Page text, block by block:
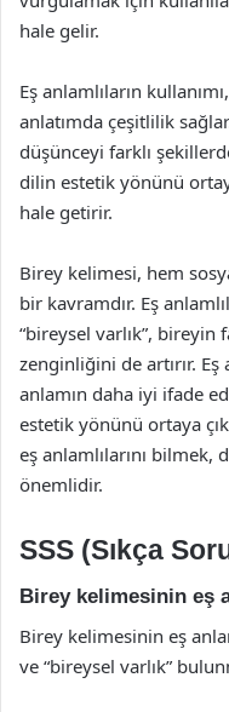
hale gelir.
Eş anlamlıların
anlatımda çeşitlilik
düşünceyi farklı
dilin estetik yönünü
hale getirir.
Birey kelimesi, hem
bir kavramdır. Eş
“bireysel varlık”,
zenginliğini de artırır. Eş
anlamın daha iyi ifade
estetik yönünü ortaya
eş anlamlılarını bilmek,
önemlidir.
SSS (Sıkça
Birey kelimesinin eş
Birey kelimesinin eş
ve “bireysel varlık”